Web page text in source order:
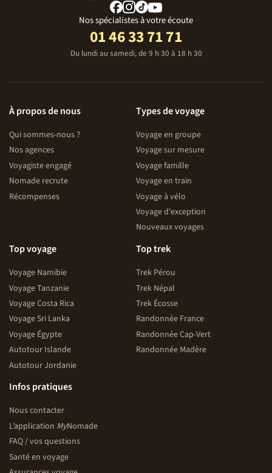
Nos spécialistes à votre écoute
01 46 33 71 71
Du lundi au samedi, de 9 h 30 à 18 h 30
À propos de nous
Qui sommes-nous ?
Nos agences
Voyagiste engagé
Nomade recrute
Récompenses
Types de voyage
Voyage en groupe
Voyage sur mesure
Voyage famille
Voyage en train
Voyage à vélo
Voyage d'exception
Nouveaux voyages
Top voyage
Voyage Namibie
Voyage Tanzanie
Voyage Costa Rica
Voyage Sri Lanka
Voyage Égypte
Autotour Islande
Autotour Jordanie
Top trek
Trek Pérou
Trek Népal
Trek Écosse
Randonnée France
Randonnée Cap-Vert
Randonnée Madère
Infos pratiques
Nous contacter
L’application MyNomade
FAQ / vos questions
Santé en voyage